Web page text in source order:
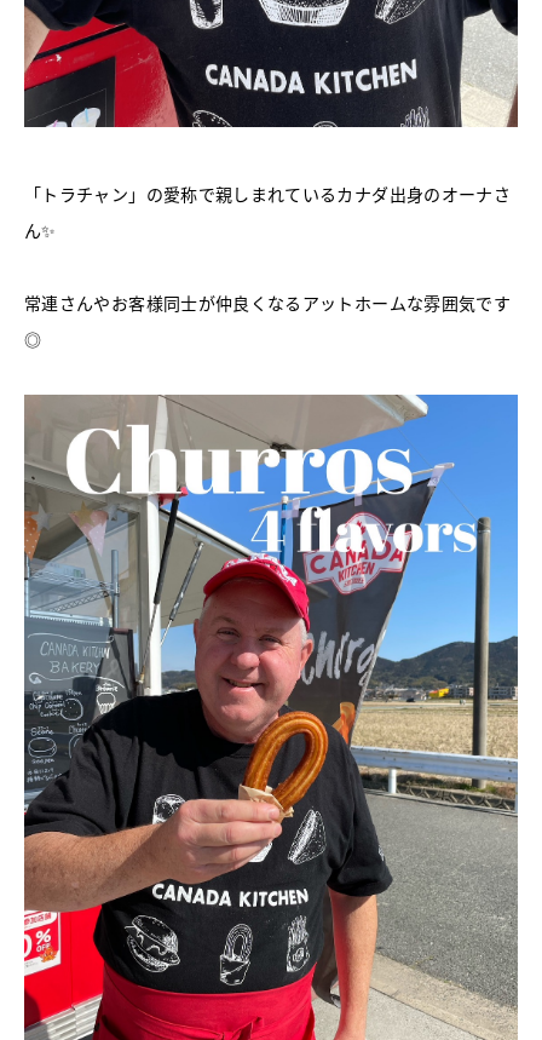
「トラチャン」の愛称で親しまれているカナダ出身のオーナさ
ん✨
常連さんやお客様同士が仲良くなるアットホームな雰囲気です
◎